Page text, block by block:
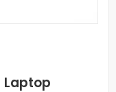
Laptop